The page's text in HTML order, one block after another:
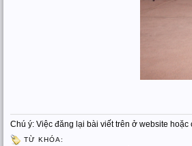
Chú ý: Việc đăng lại bài viết trên ở website
TỪ KHÓA: